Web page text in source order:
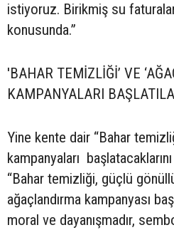
istiyoruz. Birikmiş su
konusunda.”
'BAHAR TEMİZLİĞİ’ VE
KAMPANYALARI
Yine kente dair “Bahar
kampanyaları
“Bahar temizliği, güçlü
ağaçlandırma kampanyası
moral ve dayanışmadır,